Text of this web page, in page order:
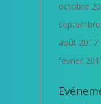
octobre
août 2017
février